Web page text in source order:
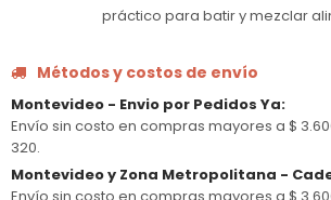
práctico para batir y mezclar
Métodos y costos de envío
Montevideo - Envio por Pedidos Ya:
Envío sin costo en compras mayores a $
320.
Montevideo y Zona Metropolitana -